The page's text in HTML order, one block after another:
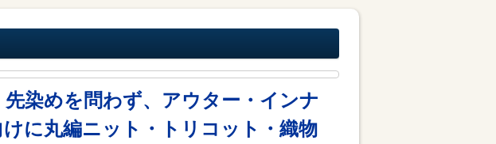
染めを問わず、アウター・インナ
に丸編ニット・トリコット・織物